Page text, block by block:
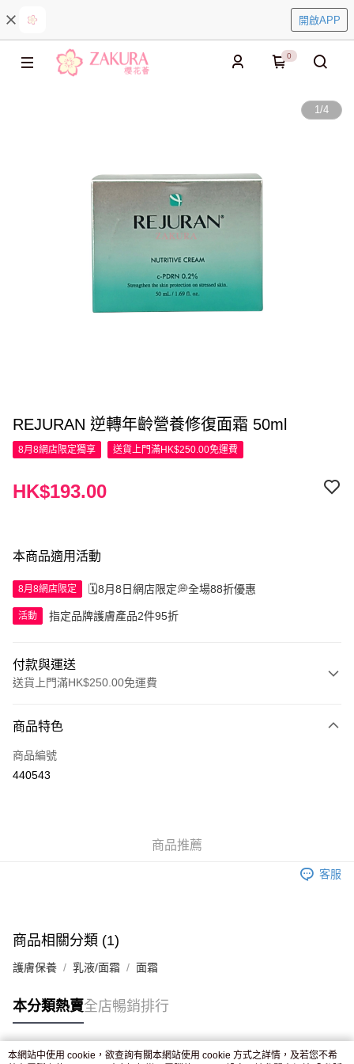
開啟APP
0
1/4
REJURAN 逆轉年齡營養修復面霜 50ml
8月8網店限定獨享 送貨上門滿HK$250.00免運費
HK$193.00
本商品適用活動
8月8網店限定 🗓️8月8日網店限定💭全場88折優惠
活動 指定品牌護膚產品2件95折
付款與運送
送貨上門滿HK$250.00免運費
信用卡
Apple Pay
付款後門市自取，訂單確認後2-4個工作天到店，7天內取。逾期後
商品特色
商品編號
440543
商品推薦
客服
商品相關分類 (1)
護膚保養 乳液/面霜 面霜
本分類熱賣全店暢銷排行
本網站中使用 cookie，欲查詢有關本網站使用 cookie 方式之詳情，及若您不希